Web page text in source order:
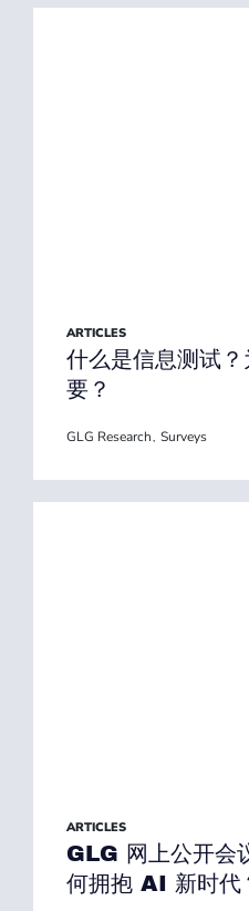
ARTICLES
什么是信息测试
要？
GLG Research, Surveys
ARTICLES
GLG 网上公开会
何拥抱 AI 新时代